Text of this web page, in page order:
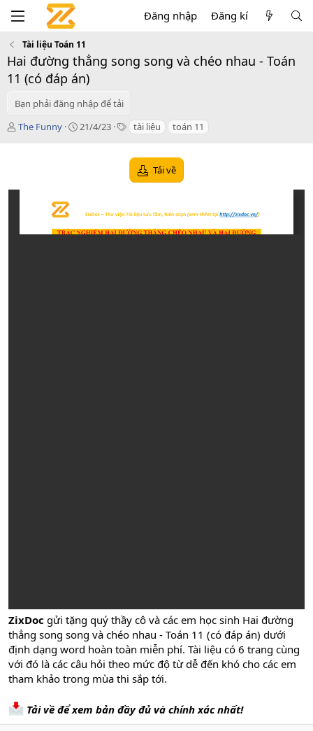
Đăng nhập Đăng kí
Tài liệu Toán 11
Hai đường thẳng song song và chéo nhau - Toán
11 (có đáp án)
Bạn phải đăng nhập để tải
T
ả
The Funny
C
d
21/4/23
T
s
tài liệu toán 11
Tải về
ZixDoc gửi tặng quý thầy cô và các em học sinh Hai đường
thẳng song song và chéo nhau - Toán 11 (có đáp án) dưới
định dạng word hoàn toàn miễn phí. Tài liệu có 6 trang cùng
với đó là các câu hỏi theo mức độ từ dễ đến khó cho các em
tham khảo trong mùa thi sắp tới.
Tải về để xem bản đầy đủ và chính xác nhất!